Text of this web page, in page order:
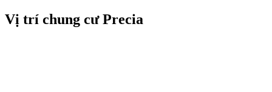
Vị trí chung cư Precia